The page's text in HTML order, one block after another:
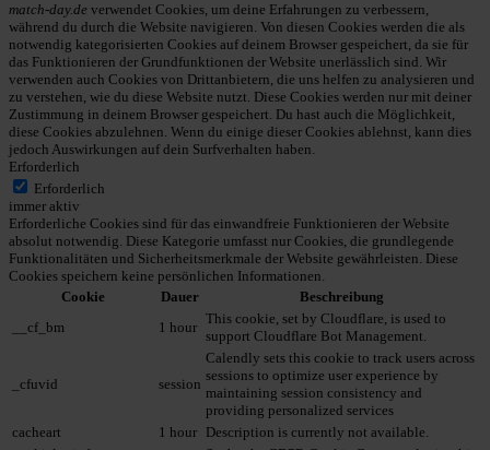
match-day.de verwendet Cookies, um deine Erfahrungen zu verbessern,
während du durch die Website navigieren. Von diesen Cookies werden die als
notwendig kategorisierten Cookies auf deinem Browser gespeichert, da sie für
das Funktionieren der Grundfunktionen der Website unerlässlich sind. Wir
verwenden auch Cookies von Drittanbietern, die uns helfen zu analysieren und
zu verstehen, wie du diese Website nutzt. Diese Cookies werden nur mit deiner
Zustimmung in deinem Browser gespeichert. Du hast auch die Möglichkeit,
diese Cookies abzulehnen. Wenn du einige dieser Cookies ablehnst, kann dies
jedoch Auswirkungen auf dein Surfverhalten haben.
Erforderlich
Erforderlich
immer aktiv
Erforderliche Cookies sind für das einwandfreie Funktionieren der Website
absolut notwendig. Diese Kategorie umfasst nur Cookies, die grundlegende
Funktionalitäten und Sicherheitsmerkmale der Website gewährleisten. Diese
Cookies speichern keine persönlichen Informationen.
Cookie
Dauer
Beschreibung
__cf_bm
1 hour
This cookie, set by Cloudflare, is used to
support Cloudflare Bot Management.
_cfuvid session
Calendly sets this cookie to track users across
sessions to optimize user experience by
maintaining session consistency and
providing personalized services
cacheart
1 hour Description is currently not available.